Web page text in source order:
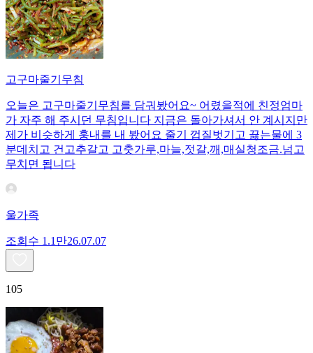
고구마줄기무침
오늘은 고구마줄기무침를 담궈봤어요~ 어렸을적에 친정엄마
가 자주 해 주시던 무침입니다 지금은 돌아가셔서 안 계시지만
제가 비슷하게 훙내를 내 봤어요 줄기 껍질벗기고 끓는물에 3
분데치고 건고추갈고 고춧가루,마늘,젓갈,깨,매실청조금.넘고
무치면 됩니다
울가족
조회수 1.1만26.07.07
105